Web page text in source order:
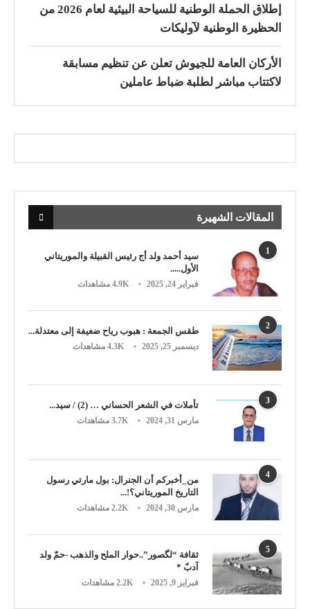
إطلاق الحملة الوطنية للسياحة البيئية لعام 2026 من
الحظيرة الوطنية لآوليكات
الأركان العامة للجيوش تعلن عن تنظيم مسابقة
لاكتتاب مباشر لطلبة ضباط عاملين
المقالات الشهيرة
1
سيد أحمد ولد أج رئيس القبيلة والموريتاني
الأول.....
فبراير 24, 2025 4.9K مشاهدات
2 طقس الجمعة : هبوب رياح ضعيفة إلى معتدلة...
ديسمبر 25, 2025 4.3K مشاهدات
3 تأملات في الشعر الحساني … (2) / سيد...
مارس 31, 2024 3.7K مشاهدات
4
من_أخبركم أن الجنرال: بول مارتي رسول
التاريخ الموريتاني؟!...
مارس 30, 2024 2.2K مشاهدات
5
ثقافة “لگصور”..حوار الملح والذهب -حمّ ولد
آدبّ *
فبراير 9, 2025 2.2K مشاهدات